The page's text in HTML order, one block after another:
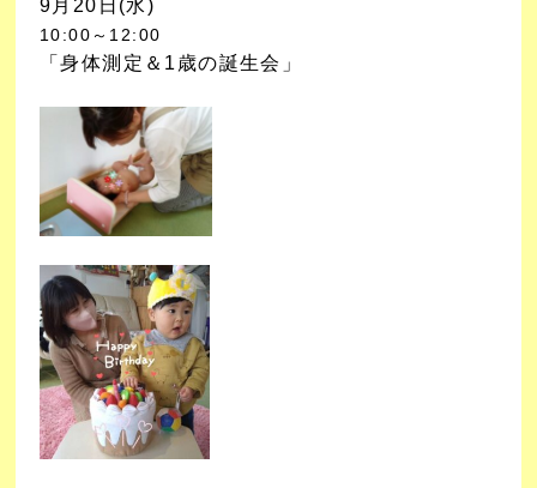
9月20日(水)
10:00～12:00
「身体測定＆1歳の誕生会」